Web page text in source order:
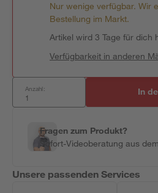
Nur wenige verfügbar. Wir
Bestellung im Markt.
Artikel wird 3 Tage für dich
Verfügbarkeit in anderen
Anzahl: In
Fragen zum Produkt?
Sofort-Videoberatung aus
Unsere passenden Services